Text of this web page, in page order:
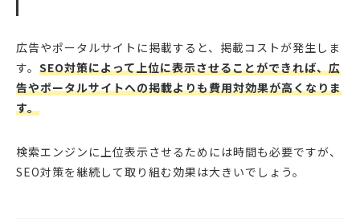
広告やポータルサイトに掲載すると、掲載コストが発生しま
す。 SEO対策によって上位に表示させることができれば、広
告やポータルサイトへの掲載よりも費用対効果が高くなりま
す。
検索エンジンに上位表示させるためには時間も必要ですが、
SEO対策を継続して取り組む効果は大きいでしょう。